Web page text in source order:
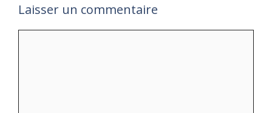
Laisser un commentaire